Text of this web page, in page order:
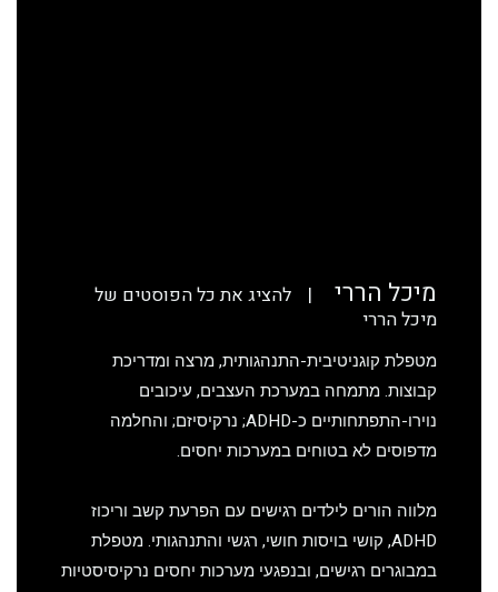
מיכל הררי |
להציג את כל הפוסטים של
מיכל הררי
מטפלת קוגניטיבית-התנהגותית, מרצה ומדריכת
קבוצות. מתמחה במערכת העצבים, עיכובים
נוירו-התפתחותיים כ-ADHD; נרקיסיזם; והחלמה
מדפוסים לא בטוחים במערכות יחסים.
מלווה הורים לילדים רגישים עם הפרעת קשב וריכוז
ADHD, קושי בויסות חושי, רגשי והתנהגותי. מטפלת
במבוגרים רגישים, ובנפגעי מערכות יחסים נרקיסיסטיות